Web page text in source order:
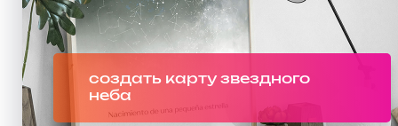
создать карту звездного
неба